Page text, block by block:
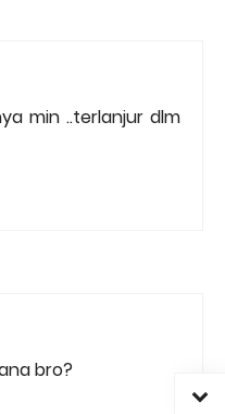
min ..terlanjur dlm
bro?